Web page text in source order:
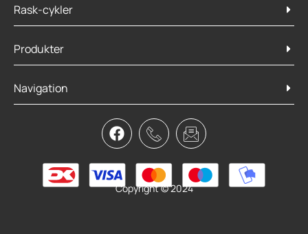
SKS Shockblade/X blade sæt
499,95 kr.379,95kr.
Tilføj til kurv
Rask-cykler
Produkter
Navigation
Copyright © 2024